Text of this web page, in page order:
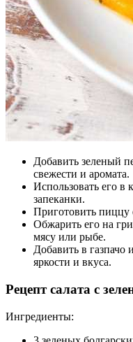
Добавить зеленый
свежести и аромата.
Использовать его в
запеканки.
Приготовить пиццу
Обжарить его на
мясу или рыбе.
Добавить в газпачо
яркости и вкуса.
Рецепт салата с
Ингредиенты: